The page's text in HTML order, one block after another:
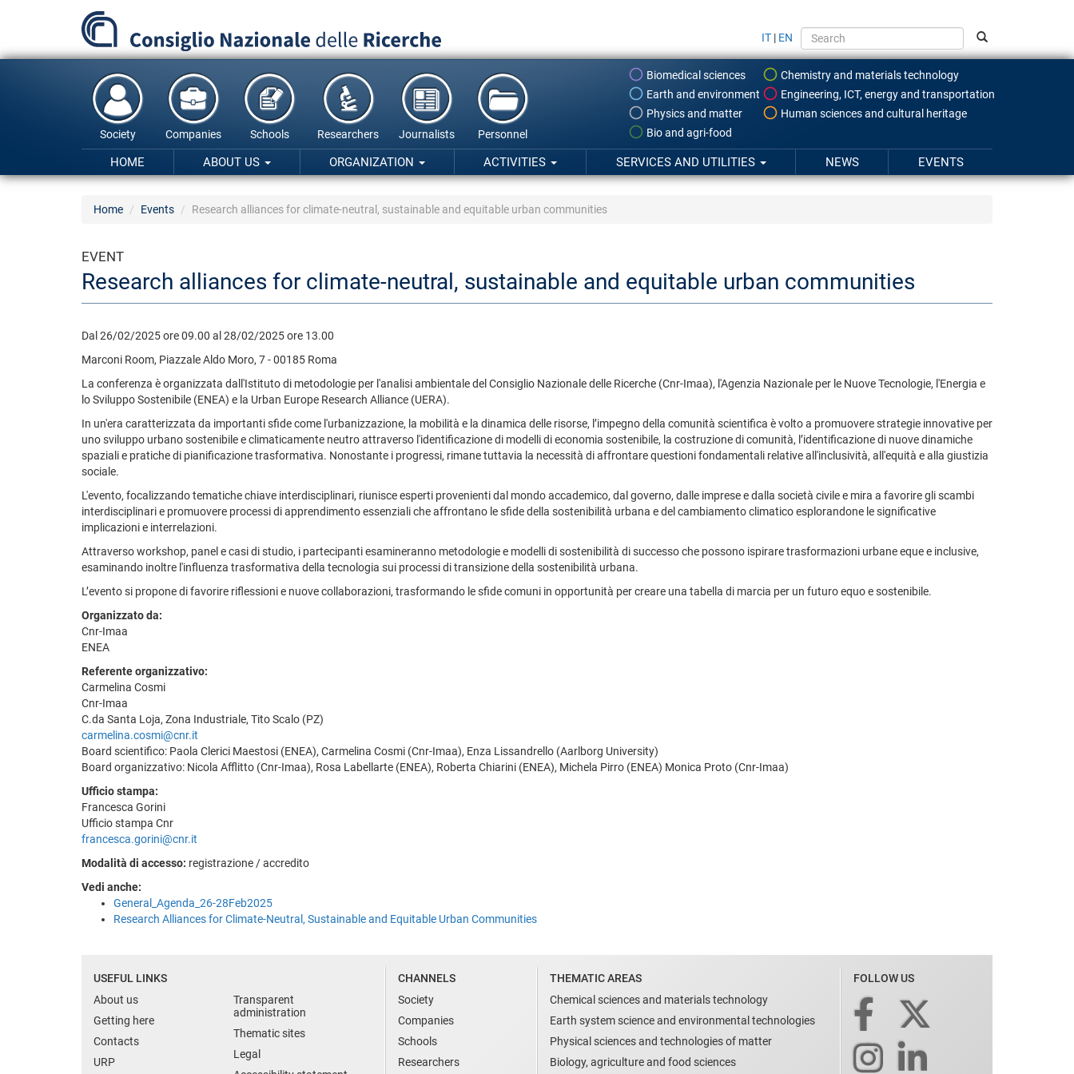
content
IT | EN
Biomedical sciences
Chemistry and materials technology
Earth and environment
Engineering, ICT, energy and transportation
Physics and matter
Human sciences and cultural heritage
Bio and agri-food
Society Companies Schools Researchers Journalists Personnel
HOME ABOUT US ORGANIZATION ACTIVITIES SERVICES AND UTILITIES NEWS EVENTS
Home Events Research alliances for climate-neutral, sustainable and equitable urban communities
EVENT
Research alliances for climate-neutral, sustainable and equitable urban communities
Dal 26/02/2025 ore 09.00 al 28/02/2025 ore 13.00
Marconi Room, Piazzale Aldo Moro, 7 - 00185 Roma
La conferenza è organizzata dall'Istituto di metodologie per l'analisi ambientale del Consiglio Nazionale delle Ricerche (Cnr-Imaa), l'Agenzia Nazionale per le Nuove Tecnologie, l'Energia e
lo Sviluppo Sostenibile (ENEA) e la Urban Europe Research Alliance (UERA).
In un'era caratterizzata da importanti sfide come l'urbanizzazione, la mobilità e la dinamica delle risorse, l’impegno della comunità scientifica è volto a promuovere strategie innovative per
uno sviluppo urbano sostenibile e climaticamente neutro attraverso l'identificazione di modelli di economia sostenibile, la costruzione di comunità, l’identificazione di nuove dinamiche
spaziali e pratiche di pianificazione trasformativa. Nonostante i progressi, rimane tuttavia la necessità di affrontare questioni fondamentali relative all'inclusività, all'equità e alla giustizia
sociale.
L'evento, focalizzando tematiche chiave interdisciplinari, riunisce esperti provenienti dal mondo accademico, dal governo, dalle imprese e dalla società civile e mira a favorire gli scambi
interdisciplinari e promuovere processi di apprendimento essenziali che affrontano le sfide della sostenibilità urbana e del cambiamento climatico esplorandone le significative
implicazioni e interrelazioni.
Attraverso workshop, panel e casi di studio, i partecipanti esamineranno metodologie e modelli di sostenibilità di successo che possono ispirare trasformazioni urbane eque e inclusive,
esaminando inoltre l'influenza trasformativa della tecnologia sui processi di transizione della sostenibilità urbana.
L’evento si propone di favorire riflessioni e nuove collaborazioni, trasformando le sfide comuni in opportunità per creare una tabella di marcia per un futuro equo e sostenibile.
Organizzato da:
Cnr-Imaa
ENEA
Referente organizzativo:
Carmelina Cosmi
Cnr-Imaa
C.da Santa Loja, Zona Industriale, Tito Scalo (PZ)
carmelina.cosmi@cnr.it
Board scientifico: Paola Clerici Maestosi (ENEA), Carmelina Cosmi (Cnr-Imaa), Enza Lissandrello (Aarlborg University)
Board organizzativo: Nicola Afflitto (Cnr-Imaa), Rosa Labellarte (ENEA), Roberta Chiarini (ENEA), Michela Pirro (ENEA) Monica Proto (Cnr-Imaa)
Ufficio stampa:
Francesca Gorini
Ufficio stampa Cnr
francesca.gorini@cnr.it
Modalità di accesso: registrazione / accredito
Vedi anche:
General_Agenda_26-28Feb2025
Research Alliances for Climate-Neutral, Sustainable and Equitable Urban Communities
USEFUL LINKS
About us
Getting here
Contacts
URP
Transparent
administration
Thematic sites
Legal
CHANNELS
Society
Companies
Schools
Researchers
THEMATIC AREAS
Chemical sciences and materials technology
Earth system science and environmental technologies
Physical sciences and technologies of matter
Biology, agriculture and food sciences
FOLLOW US